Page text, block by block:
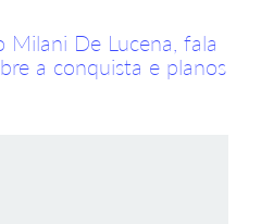
Milani De Lucena, fala
a conquista e planos